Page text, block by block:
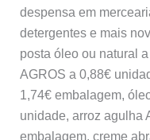
despensa em
detergentes e mais
posta óleo ou natural
AGROS a 0,88€
1,74€ embalagem,
unidade, arroz agulha
embalagem, creme